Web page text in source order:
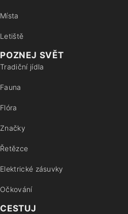
Místa
Letiště
POZNEJ SVĚT
Tradiční jídla
Fauna
Flóra
Značky
Řetězce
Elektrické zásuvky
Očkování
CESTUJ